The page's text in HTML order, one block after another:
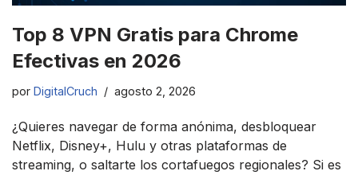
Top 8 VPN Gratis para Chrome
Efectivas en 2026
por DigitalCruch agosto 2, 2026
¿Quieres navegar de forma anónima, desbloquear
Netflix, Disney+, Hulu y otras plataformas de
streaming, o saltarte los cortafuegos regionales? Si es